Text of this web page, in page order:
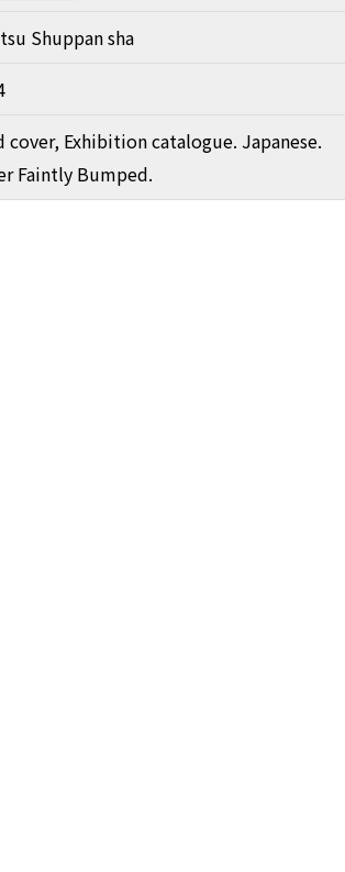
Shuppan sha
cover, Exhibition catalogue. Japanese.
Faintly Bumped.